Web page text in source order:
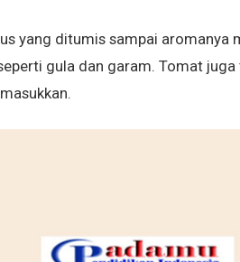
yang ditumis sampai aromanya
gula dan garam. Tomat